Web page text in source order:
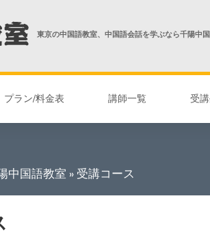
東京の中国語教室、中国語会話を学ぶなら千陽中
プラン/料金表 講師一覧 受
中国語教室 » 受講コース